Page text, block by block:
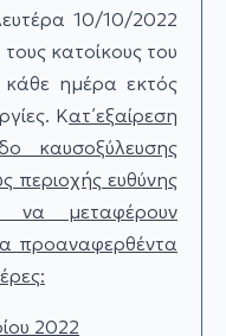
10/10/2022
κατοίκους του
ημέρα εκτός
Κατ΄εξαίρεση
καυσοξύλευσης
περιοχής ευθύνης
μεταφέρουν
προαναφερθέντα
2022